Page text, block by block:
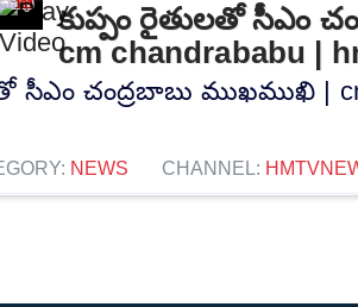
కుప్పం రైతులతో సీఎం
cm chandrababu |
సీఎం చంద్రబాబు ముఖముఖి |
NEWS CHANNEL: